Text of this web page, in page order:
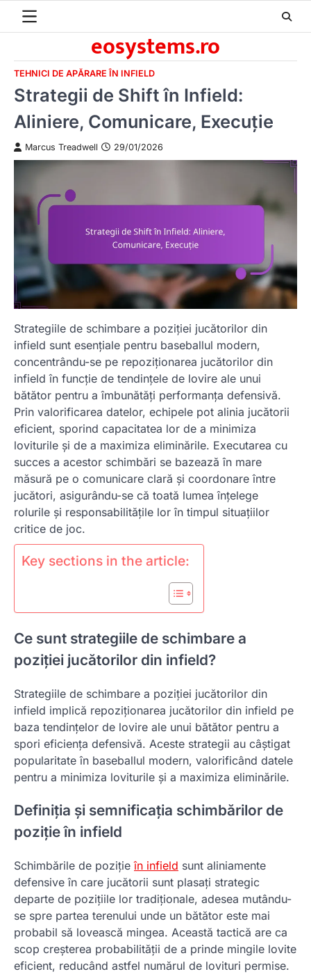
eosystems.ro
TEHNICI DE APĂRARE ÎN INFIELD
Strategii de Shift în Infield:
Aliniere, Comunicare, Execuție
Marcus Treadwell 29/01/2026
Strategiile de schimbare a poziției jucătorilor din
infield sunt esențiale pentru baseballul modern,
concentrându-se pe repoziționarea jucătorilor din
infield în funcție de tendințele de lovire ale unui
bătător pentru a îmbunătăți performanța defensivă.
Prin valorificarea datelor, echipele pot alinia jucătorii
eficient, sporind capacitatea lor de a minimiza
loviturile și de a maximiza eliminările. Executarea cu
succes a acestor schimbări se bazează în mare
măsură pe o comunicare clară și coordonare între
jucători, asigurându-se că toată lumea înțelege
rolurile și responsabilitățile lor în timpul situațiilor
critice de joc.
Key sections in the article:
Ce sunt strategiile de schimbare a
poziției jucătorilor din infield?
Strategiile de schimbare a poziției jucătorilor din
infield implică repoziționarea jucătorilor din infield pe
baza tendințelor de lovire ale unui bătător pentru a
spori eficiența defensivă. Aceste strategii au câștigat
popularitate în baseballul modern, valorificând datele
pentru a minimiza loviturile și a maximiza eliminările.
Definiția și semnificația schimbărilor de
poziție în infield
Schimbările de pozițieîn infield sunt aliniamente
defensive în care jucătorii sunt plasați strategic
departe de pozițiile lor tradiționale, adesea mutându-
se spre partea terenului unde un bătător este mai
probabil să lovească mingea. Această tactică are ca
scop creșterea probabilității de a prinde mingile lovite
eficient, reducând astfel numărul de lovituri permise.